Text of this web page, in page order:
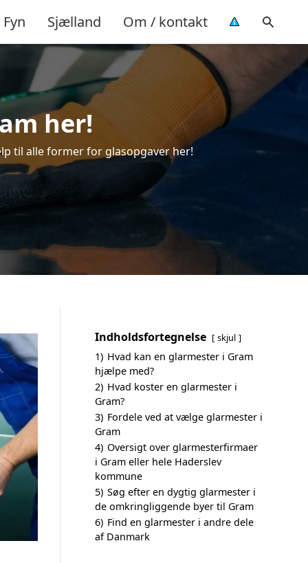
Fyn Sjælland Om / kontakt
her!
til alle former for glasopgaver her!
Indholdsfortegnelse skjul
1) Hvad kan en glarmester i Gram
hjælpe med?
2) Hvad koster en glarmester i
Gram?
3) Fordele ved at vælge glarmester i
Gram
4) Oversigt over glarmesterfirmaer
i Gram eller hele Haderslev
kommune
5) Søg efter en dygtig glarmester i
de omkringliggende byer til Gram
6) Find en glarmester i andre dele
af Danmark